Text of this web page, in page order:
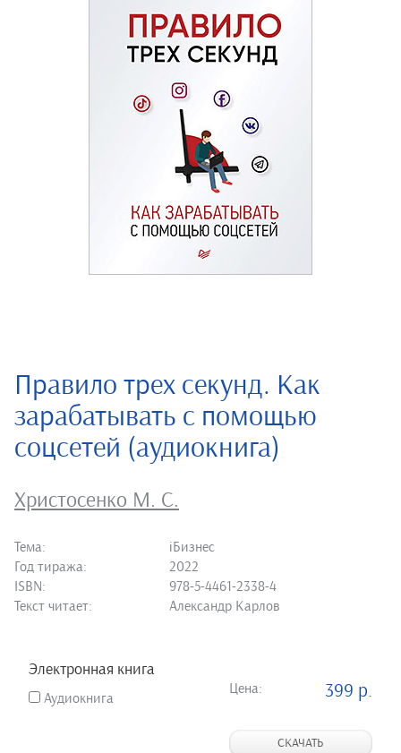
Правило трех секунд. Как
зарабатывать с помощью
соцсетей (аудиокнига)
Христосенко М. С.
Тема:
iБизнес
Год тиража:
2022
ISBN:
978-5-4461-2338-4
Текст читает:
Александр Карлов
Электронная книга
Аудиокнига
Цена: 399 р.
СКАЧАТЬ